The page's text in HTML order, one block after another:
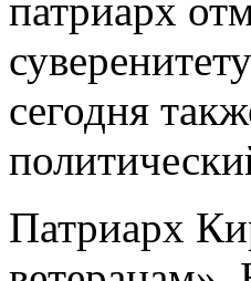
патриарх
сегодня
Патриарх